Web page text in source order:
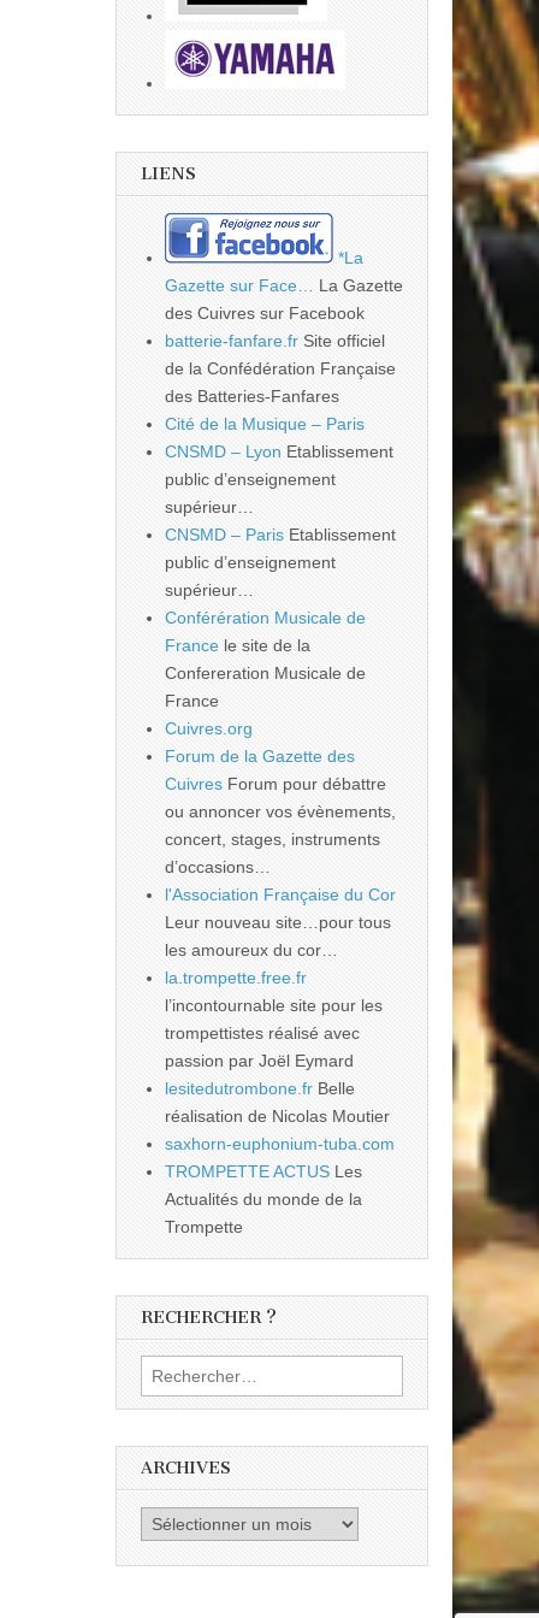
LIENS
*La
Gazette sur Face…
La Gazette
des Cuivres sur Facebook
batterie-fanfare.fr Site officiel
de la Confédération Française
des Batteries-Fanfares
Cité de la Musique – Paris
CNSMD – Lyon Etablissement
public d’enseignement
supérieur…
CNSMD – Paris Etablissement
public d’enseignement
supérieur…
Conférération Musicale de
France le site de la
Confereration Musicale de
France
Cuivres.org
Forum de la Gazette des
Cuivres Forum pour débattre
ou annoncer vos évènements,
concert, stages, instruments
d’occasions…
l'Association Française du Cor
Leur nouveau site…pour tous
les amoureux du cor…
la.trompette.free.fr
l’incontournable site pour les
trompettistes réalisé avec
passion par Joël Eymard
lesitedutrombone.fr Belle
réalisation de Nicolas Moutier
saxhorn-euphonium-tuba.com
TROMPETTE ACTUS Les
Actualités du monde de la
Trompette
RECHERCHER ?
Rechercher :
ARCHIVES
Archives